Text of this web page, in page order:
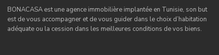
BONACASA est une agence immobilière implantée en Tunisie, son but
est de vous accompagner et de vous guider dans le choix d’habitation
adéquate ou la cession dans les meilleures conditions de vos biens.